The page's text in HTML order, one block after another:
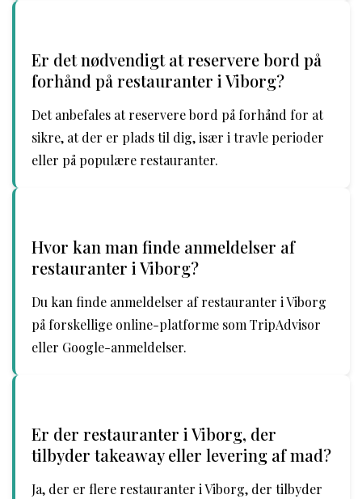
Er det nødvendigt at reservere bord på
forhånd på restauranter i Viborg?
Det anbefales at reservere bord på forhånd for at
sikre, at der er plads til dig, især i travle perioder
eller på populære restauranter.
Hvor kan man finde anmeldelser af
restauranter i Viborg?
Du kan finde anmeldelser af restauranter i Viborg
på forskellige online-platforme som TripAdvisor
eller Google-anmeldelser.
Er der restauranter i Viborg, der
tilbyder takeaway eller levering af mad?
Ja, der er flere restauranter i Viborg, der tilbyder